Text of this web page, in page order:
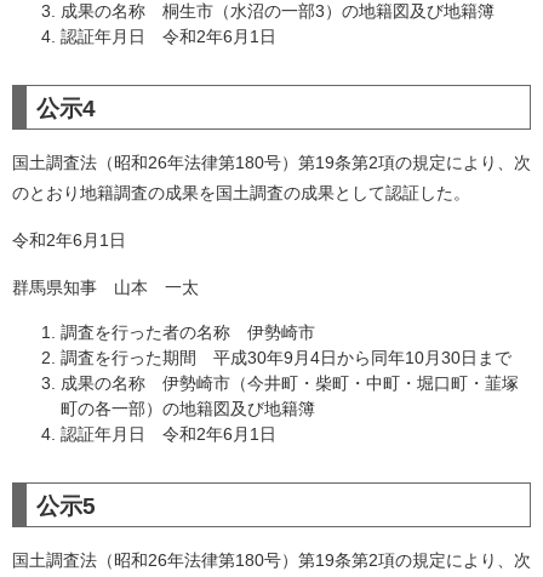
成果の名称 桐生市（水沼の一部3）の地籍図及び地籍簿
認証年月日 令和2年6月1日
公示4
国土調査法（昭和26年法律第180号）第19条第2項の規定により、次
のとおり地籍調査の成果を国土調査の成果として認証した。
令和2年6月1日
群馬県知事 山本 一太
調査を行った者の名称 伊勢崎市
調査を行った期間 平成30年9月4日から同年10月30日まで
成果の名称 伊勢崎市（今井町・柴町・中町・堀口町・韮塚
町の各一部）の地籍図及び地籍簿
認証年月日 令和2年6月1日
公示5
国土調査法（昭和26年法律第180号）第19条第2項の規定により、次